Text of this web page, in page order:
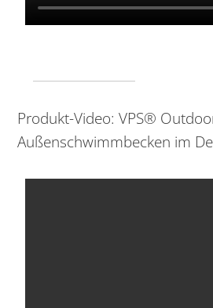
Produkt-Video: VPS®
Außenschwimmbecken im